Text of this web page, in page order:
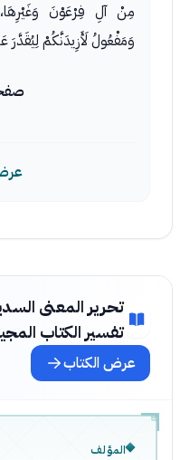
مِنْ آلِ فِرْعَوْنَ
وَمَفْعُولُ لَأَزِيدَنَّكُمْ لِيُقَدَّرَ
تحرير المعنى
تفسير الكتاب
عرض الكتاب
المؤلف